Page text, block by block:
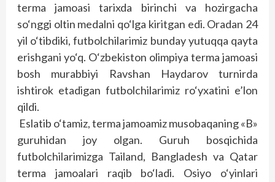
terma jamoasi tarixda birinchi va hozirgacha
so‘nggi oltin medalni qo‘lga kiritgan edi. Oradan 24
yil o‘tibdiki, futbolchilarimiz bunday yutuqqa qayta
erishgani yo‘q. O‘zbekiston olimpiya terma jamoasi
bosh murabbiyi Ravshan Haydarov turnirda
ishtirok etadigan futbolchilarimiz ro‘yxatini e’lon
qildi.
Eslatib o‘tamiz, terma jamoamiz musobaqaning «B»
guruhidan joy olgan. Guruh bosqichida
futbolchilarimizga Tailand, Bangladesh va Qatar
terma jamoalari raqib bo‘ladi. Osiyo o‘yinlari